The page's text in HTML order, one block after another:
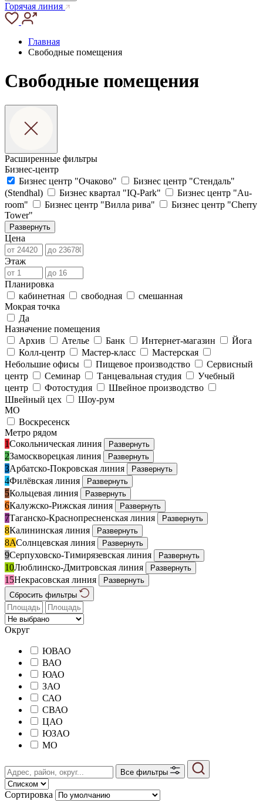
Горячая линия
Главная
Свободные помещения
Свободные помещения
Расширенные фильтры
Бизнес-центр
Бизнес центр "Очаково"
Бизнес центр "Стендаль"
(Stendhal)
Бизнес квартал "IQ-Park"
Бизнес центр "Au-
room"
Бизнес центр "Вилла рива"
Бизнес центр "Cherry
Tower"
Развернуть
Цена
Этаж
Планировка
кабинетная
свободная
смешанная
Мокрая точка
Да
Назначение помещения
Архив
Ателье Банк Интернет-магазин
Йога
Колл-центр
Мастер-класс
Мастерская
Небольшие офисы
Пищевое производство
Сервисный
центр
Семинар Танцевальная студия
Учебный
центр
Фотостудия
Швейное производство
Швейный цех
Шоу-рум
МО
Воскресенск
Метро рядом
1Сокольническая линия Развернуть
2Замоскворецкая линия Развернуть
3Арбатско-Покровская линия Развернуть
4Филёвская линия Развернуть
5Кольцевая линия Развернуть
6Калужско-Рижская линия Развернуть
7Таганско-Краснопресненская линия Развернуть
8Калининская линия Развернуть
8АСолнцевская линия Развернуть
9Серпуховско-Тимирязевская линия Развернуть
10Люблинско-Дмитровская линия Развернуть
15Некрасовская линия
Развернуть
Сбросить фильтры
Округ
ЮВАО
ВАО
ЮАО
ЗАО
САО
СВАО
ЦАО
ЮЗАО
MO
Все фильтры
Сортировка